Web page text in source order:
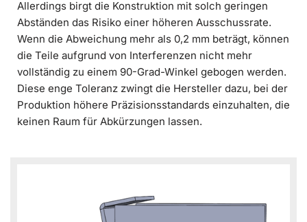
Allerdings birgt die Konstruktion mit solch geringen
Abständen das Risiko einer höheren Ausschussrate.
Wenn die Abweichung mehr als 0,2 mm beträgt, können
die Teile aufgrund von Interferenzen nicht mehr
vollständig zu einem 90-Grad-Winkel gebogen werden.
Diese enge Toleranz zwingt die Hersteller dazu, bei der
Produktion höhere Präzisionsstandards einzuhalten, die
keinen Raum für Abkürzungen lassen.